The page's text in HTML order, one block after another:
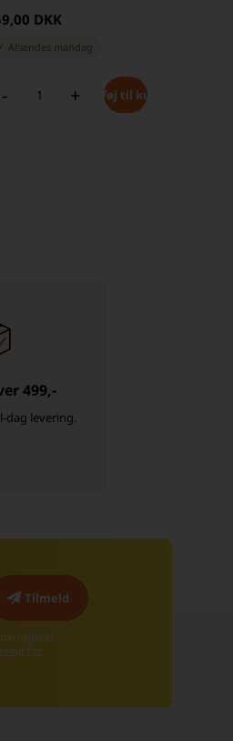
DKK
Afsendes mandag
- +
499,-
dag levering.
for